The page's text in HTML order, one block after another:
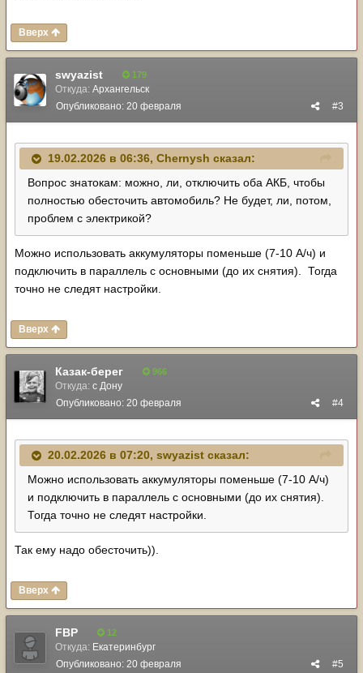
Вверх
swyazist 179
Откуда: Архангельск
#3
Опубликовано: 20 февраля
19.02.2026 в 06:36, Chernysh сказал:
Вопрос знатокам: можно, ли, отключить оба АКБ, чтобы
полностью обесточить автомобиль? Не будет, ли, потом,
проблем с электрикой?
Можно использовать аккумуляторы поменьше (7-10 А/ч) и
подключить в параллель с основными (до их снятия). Тогда
точно не следят настройки.
Вверх
Казак-берег 966
Откуда: с Дону
#4
Опубликовано: 20 февраля
20.02.2026 в 07:20, swyazist сказал:
Можно использовать аккумуляторы поменьше (7-10 А/ч)
и подключить в параллель с основными (до их снятия).
Тогда точно не следят настройки.
Так ему надо обесточить)).
Вверх
FBP 12
Откуда: Екатеринбург
#5
Опубликовано: 20 февраля